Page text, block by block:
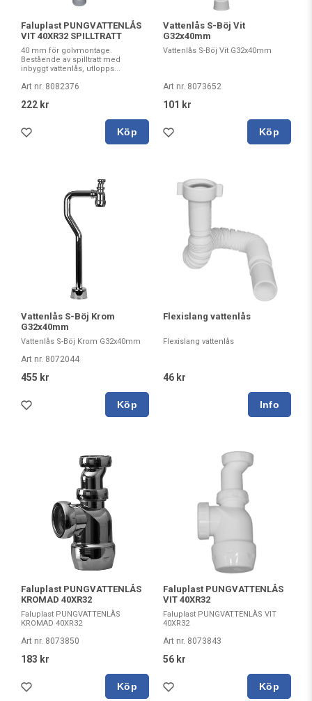
Faluplast PUNGVATTENLÅS
VIT 40XR32 SPILLTRATT
40 mm för golvmontage.
Bestående av spilltratt med
inbyggt vattenlås, utlopps...
Art nr. 8082376
222 kr
Köp
Vattenlås S-Böj Vit
G32x40mm
Vattenlås S-Böj Vit G32x40mm
Art nr. 8073652
101 kr
Köp
Vattenlås S-Böj Krom
G32x40mm
Vattenlås S-Böj Krom G32x40mm
Art nr. 8072044
455 kr
Köp
Flexislang vattenlås
Flexislang vattenlås
46 kr
Faluplast PUNGVATTENLÅS
KROMAD 40XR32
Faluplast PUNGVATTENLÅS
KROMAD 40XR32
Art nr. 8073850
183 kr
Köp
Faluplast PUNGVATTENLÅS
VIT 40XR32
Faluplast PUNGVATTENLÅS VIT
40XR32
Art nr. 8073843
56 kr
Köp